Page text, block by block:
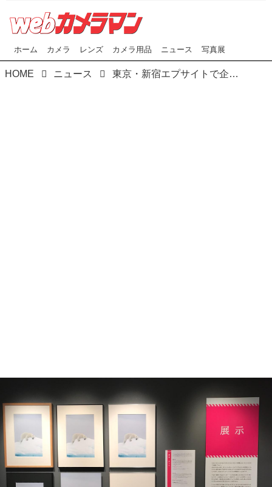
ホーム カメラ レンズ カメラ用品 ニュース 写真展
HOME ニュース 東京・新宿エプサイトで企画展「プリント解体新書-写真力を高めるプリントの秘密-」が本日（6/22）より開催！